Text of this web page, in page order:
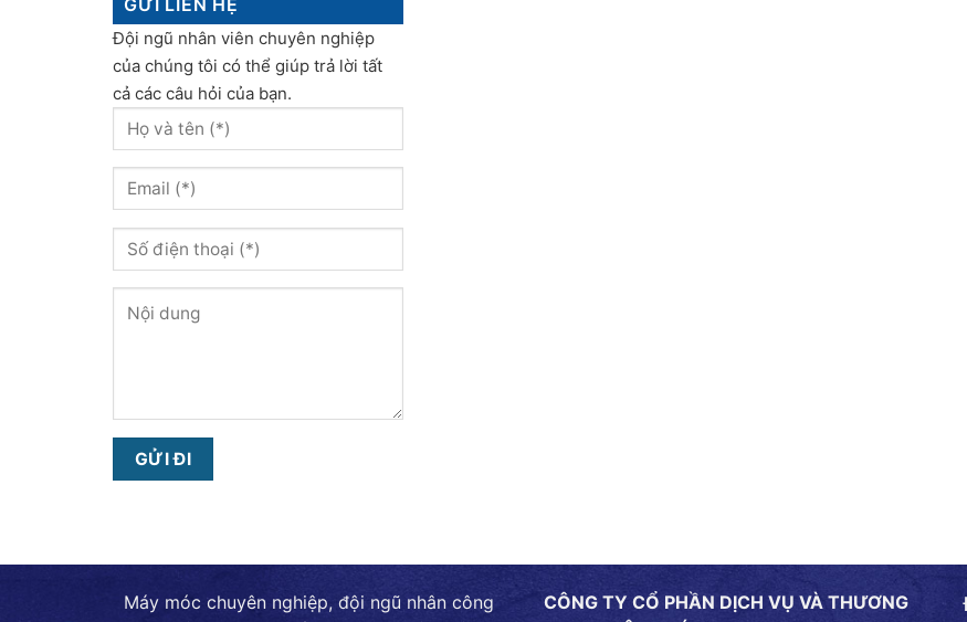
Đội ngũ nhân viên chuyên nghiệp
của chúng tôi có thể giúp trả lời tất
cả các câu hỏi của bạn.
Máy móc chuyên nghiệp, đội ngũ nhân công
CÔNG TY CỔ PHẦN DỊCH VỤ VÀ THƯƠNG